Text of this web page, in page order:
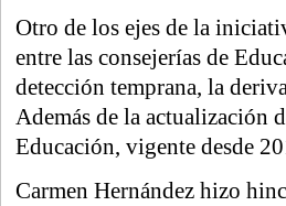
Otro de los ejes de la
entre las consejerías de
detección temprana, la
Además de la actualización
Educación, vigente desde
Carmen Hernández hizo